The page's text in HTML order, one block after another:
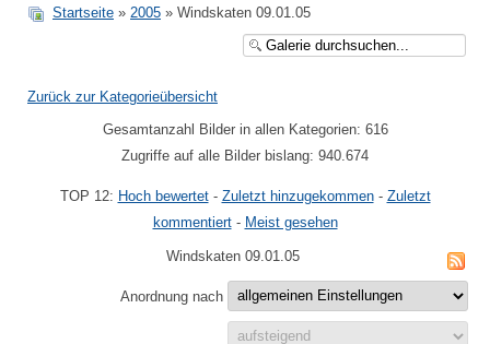
Startseite » 2005 » Windskaten 09.01.05
Zurück zur Kategorieübersicht
Gesamtanzahl Bilder in allen Kategorien: 616
Zugriffe auf alle Bilder bislang: 940.674
TOP 12: Hoch bewertet- Zuletzt hinzugekommen- Zuletzt
kommentiert- Meist gesehen
Windskaten 09.01.05
Anordnung nach